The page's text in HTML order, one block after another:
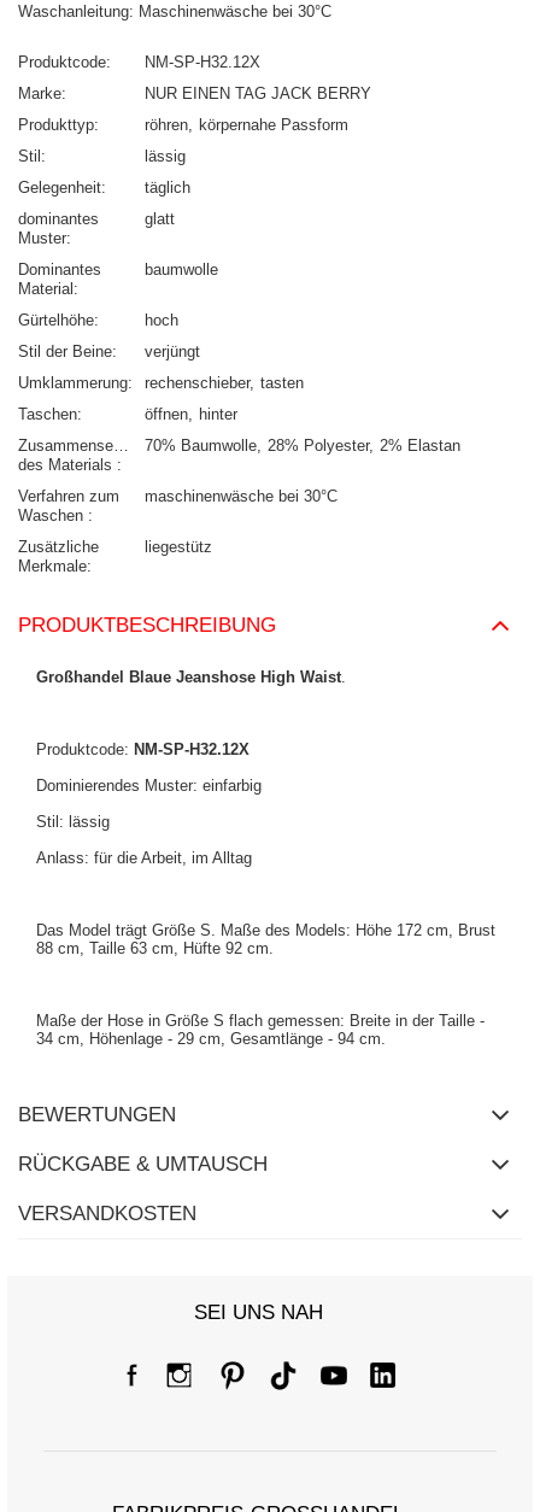
Waschanleitung: Maschinenwäsche bei 30°C
Produktcode
NM-SP-H32.12X
Marke
NUR EINEN TAG JACK BERRY
Produkttyp
röhren
körpernahe Passform
Stil
lässig
Gelegenheit
täglich
dominantes
Muster
glatt
Dominantes
Material
baumwolle
Gürtelhöhe
hoch
Stil der Beine
verjüngt
Umklammerung
rechenschieber tasten
Taschen
öffnen
hinter
Zusammensetzung
des Materials
70% Baumwolle 28% Polyester 2% Elastan
Verfahren zum
Waschen
maschinenwäsche bei 30°C
Zusätzliche
Merkmale
liegestütz
PRODUKTBESCHREIBUNG
Großhandel Blaue Jeanshose High Waist
Produktcode: NM-SP-H32.12X
Dominierendes Muster: einfarbig
Stil: lässig
Anlass: für die Arbeit, im Alltag
Das Model trägt Größe S. Maße des Models: Höhe 172 cm, Brust
88 cm, Taille 63 cm, Hüfte 92 cm.
Maße der Hose in Größe S flach gemessen: Breite in der Taille -
34 cm, Höhenlage - 29 cm, Gesamtlänge - 94 cm.
BEWERTUNGEN
RÜCKGABE & UMTAUSCH
VERSANDKOSTEN
SEI UNS NAH